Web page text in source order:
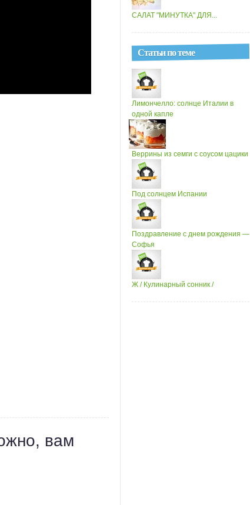
вам
САЛАТ "МИНУТКА" ДЛЯ...
Статьи по теме
Лимончелло: солнце Италии в
одной капле
Веррины из семги с соусом цацики
Под солнцем Испании
Поздравление с днем рождения —
Софья
Ж / Кулинарный сонник /